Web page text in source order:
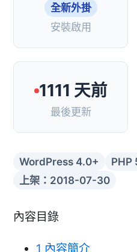
全新外掛
安裝啟用
1111 天前
最後更新
WordPress 4.0+ PHP
上架：2018-07-30
內容目錄
1 內容簡介